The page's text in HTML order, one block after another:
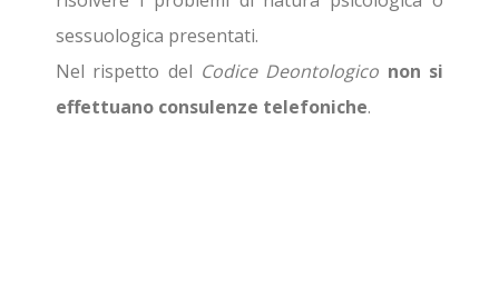
sessuologica presentati.
Nel rispetto del Codice Deontologico non si
effettuano consulenze telefoniche.